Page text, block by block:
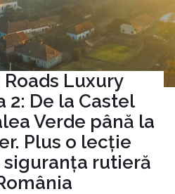
Luxury
2: De la Castel
Verde până la
Plus o lecție
siguranța rutieră